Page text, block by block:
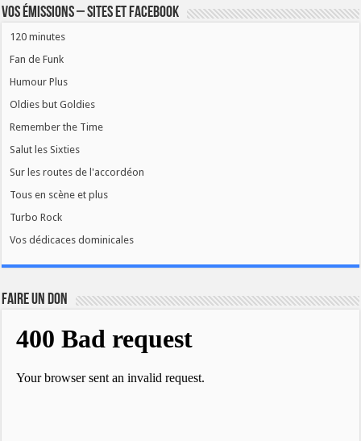
Vos émissions – Sites et Facebook
120 minutes
Fan de Funk
Humour Plus
Oldies but Goldies
Remember the Time
Salut les Sixties
Sur les routes de l'accordéon
Tous en scène et plus
Turbo Rock
Vos dédicaces dominicales
FAIRE UN DON